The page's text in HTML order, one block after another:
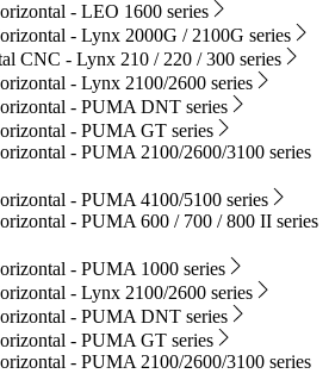
- LEO 1600 series
- Lynx 2000G / 2100G series
CNC - Lynx 210 / 220 / 300 series
- Lynx 2100/2600 series
- PUMA DNT series
- PUMA GT series
- PUMA 2100/2600/3100 series
- PUMA 4100/5100 series
- PUMA 600 / 700 / 800 II series
- PUMA 1000 series
- Lynx 2100/2600 series
- PUMA DNT series
- PUMA GT series
- PUMA 2100/2600/3100 series